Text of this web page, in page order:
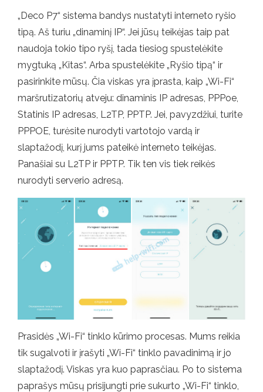
„Deco P7“ sistema bandys nustatyti interneto ryšio
tipą. Aš turiu „dinaminį IP“. Jei jūsų teikėjas taip pat
naudoja tokio tipo ryšį, tada tiesiog spustelėkite
mygtuką „Kitas“. Arba spustelėkite „Ryšio tipą“ ir
pasirinkite mūsų. Čia viskas yra įprasta, kaip „Wi-Fi“
maršrutizatorių atveju: dinaminis IP adresas, PPPoe,
Statinis IP adresas, L2TP, PPTP. Jei, pavyzdžiui, turite
PPPOE, turėsite nurodyti vartotojo vardą ir
slaptažodį, kurį jums pateikė interneto teikėjas.
Panašiai su L2TP ir PPTP. Tik ten vis tiek reikės
nurodyti serverio adresą.
Prasidės „Wi-Fi“ tinklo kūrimo procesas. Mums reikia
tik sugalvoti ir įrašyti „Wi-Fi“ tinklo pavadinimą ir jo
slaptažodį. Viskas yra kuo paprasčiau. Po to sistema
paprašys mūsų prisijungti prie sukurto „Wi-Fi“ tinklo,